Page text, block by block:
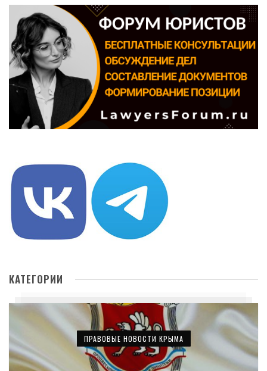
КАТЕГОРИИ
ПРАВОВЫЕ НОВОСТИ КРЫМА